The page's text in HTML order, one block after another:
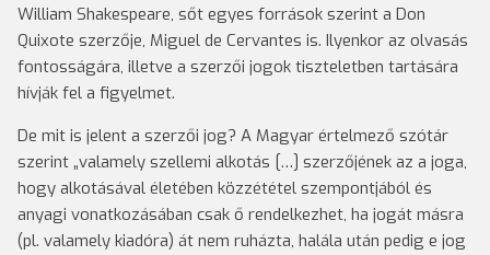
William Shakespeare, sőt egyes források szerint a Don
Quixote szerzője, Miguel de Cervantes is. Ilyenkor az olvasás
fontosságára, illetve a szerzői jogok tiszteletben tartására
hívják fel a figyelmet.
De mit is jelent a szerzői jog? A Magyar értelmező szótár
szerint „valamely szellemi alkotás […] szerzőjének az a joga,
hogy alkotásával életében közzététel szempontjából és
anyagi vonatkozásában csak ő rendelkezhet, ha jogát másra
(pl. valamely kiadóra) át nem ruházta, halála után pedig e jog